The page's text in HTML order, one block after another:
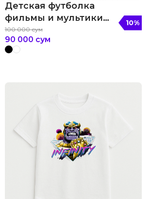
Детская футболка
фильмы и мультики
мультяшные котики в
очках
100 000 сум
90 000 сум
10%